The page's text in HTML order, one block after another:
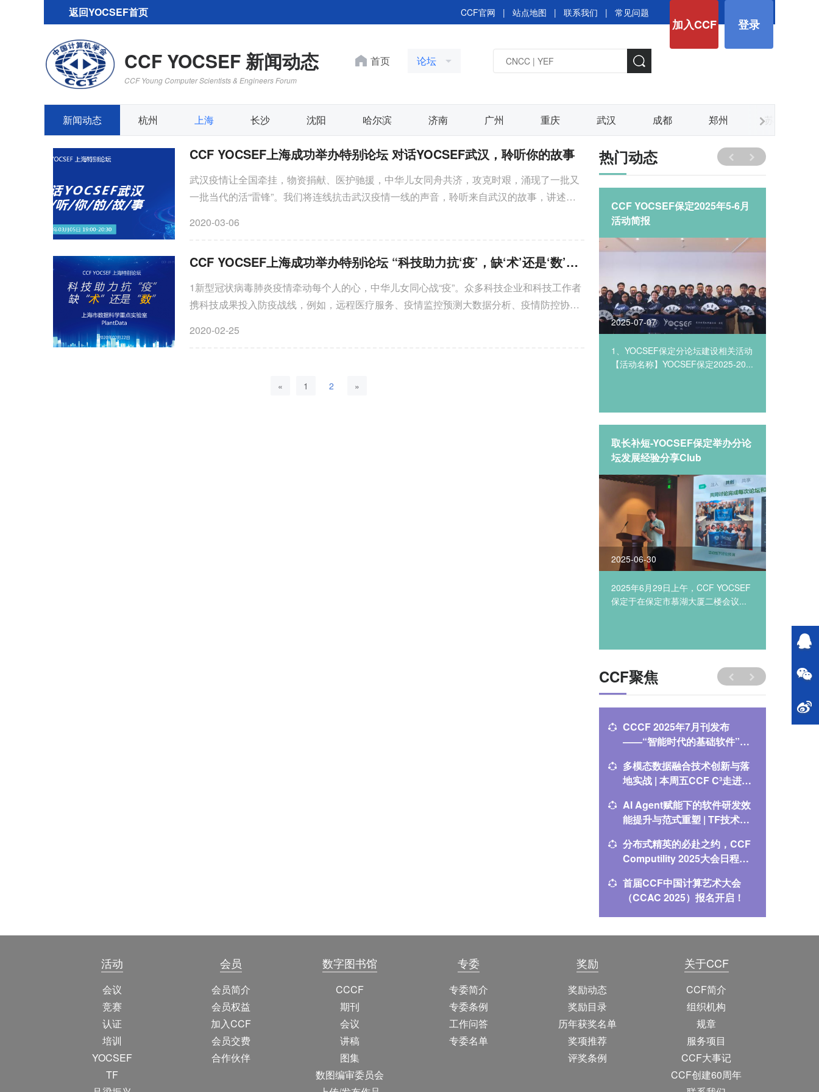
返回YOCSEF首页
加入CCF 登录
CCF官网 | 站点地图 | 联系我们 | 常见问题
CCF YOCSEF 新闻动态
CCF Young Computer Scientists & Engineers Forum
首页 论坛
新闻动态 杭州 上海 长沙 沈阳 哈尔滨 济南 广州 重庆 武汉 成都 郑州 苏州
CCF YOCSEF上海成功举办特别论坛 对话YOCSEF武汉，聆听你的故事
武汉疫情让全国牵挂，物资捐献、医护驰援，中华儿女同舟共济，攻克时艰，涌现了一批又
一批当代的活“雷锋”。我们将连线抗击武汉疫情一线的声音，聆听来自武汉的故事，讲述社
2020-03-06
CCF YOCSEF上海成功举办特别论坛 “科技助力抗‘疫’，缺‘术’还是‘数’？”
1新型冠状病毒肺炎疫情牵动每个人的心，中华儿女同心战“疫”。众多科技企业和科技工作者
携科技成果投入防疫战线，例如，远程医疗服务、疫情监控预测大数据分析、疫情防控协作
2020-02-25
« 1 2 »
热门动态
传承进取 | CCF YOCSEF合肥召
CCF YOCSEF保定2025年5-6月
活动简报
2025-07-07
1、YOCSEF保定分论坛建设相关活动
【活动名称】YOCSEF保定2025-20...
取长补短-YOCSEF保定举办分论
坛发展经验分享Club
2025-06-30
2025年6月29日上午，CCF YOCSEF
保定于在保定市慕湖大厦二楼会议...
&#32;“
CCF聚焦
CCCF 2025年7月刊发布
——“智能时代的基础软件”专
多模态数据融合技术创新与落
地实战 | 本周五CCF C³走进数
AI Agent赋能下的软件研发效
能提升与范式重塑 | TF技术前
分布式精英的必赴之约，CCF
Computility 2025大会日程震
首届CCF中国计算艺术大会
（CCAC 2025）报名开启！
多模态
活动
会议
竞赛
认证
培训
YOCSEF
TF
会员
会员简介
会员权益
加入CCF
会员交费
合作伙伴
数字图书馆
CCCF
期刊
会议
讲稿
图集
数图编审委员会
专委
专委简介
专委条例
工作问答
专委名单
奖励
奖励动态
奖励目录
历年获奖名单
奖项推荐
评奖条例
关于CCF
CCF简介
组织机构
规章
服务项目
CCF大事记
CCF创建60周年